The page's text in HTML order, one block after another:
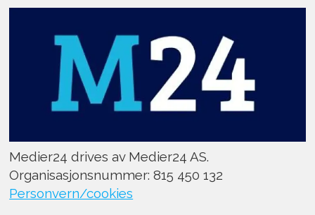
Medier24 drives av Medier24 AS.
Organisasjonsnummer: 815 450 132
Personvern/cookies